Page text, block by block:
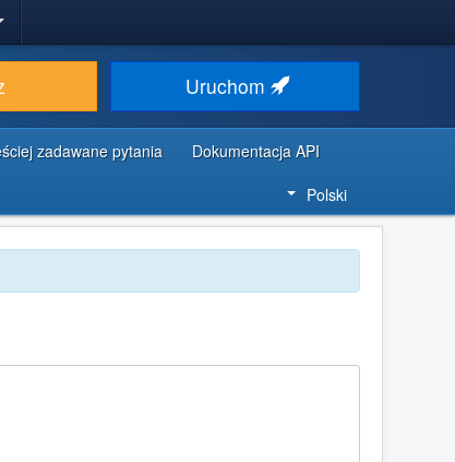
Uruchom
zadawane pytania
Dokumentacja API
Polski